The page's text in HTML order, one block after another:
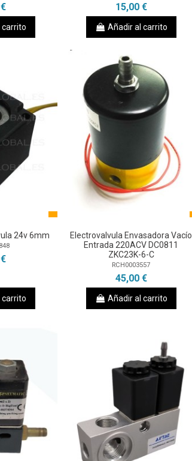
carrito
15,00 €
Añadir al carrito
24v 6mm
carrito
Electrovalvula Envasadora Vacío
Entrada 220ACV DC0811
ZKC23K-6-C
RCH0003557
45,00 €
Añadir al carrito